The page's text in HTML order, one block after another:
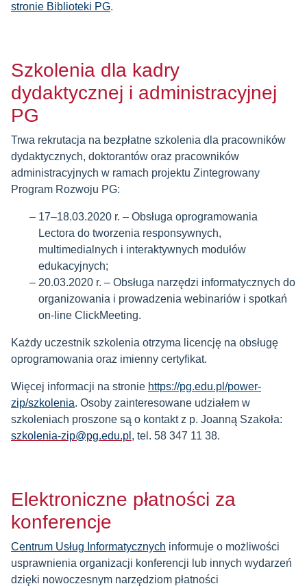
stronie Biblioteki PG.
Szkolenia dla kadry
dydaktycznej i administracyjnej
PG
Trwa rekrutacja na bezpłatne szkolenia dla pracowników
dydaktycznych, doktorantów oraz pracowników
administracyjnych w ramach projektu Zintegrowany
Program Rozwoju PG:
17–18.03.2020 r. – Obsługa oprogramowania
Lectora do tworzenia responsywnych,
multimedialnych i interaktywnych modułów
edukacyjnych;
20.03.2020 r. – Obsługa narzędzi informatycznych do
organizowania i prowadzenia webinariów i spotkań
on-line ClickMeeting.
Każdy uczestnik szkolenia otrzyma licencję na obsługę
oprogramowania oraz imienny certyfikat.
Więcej informacji na stronie https://pg.edu.pl/power-
zip/szkolenia. Osoby zainteresowane udziałem w
szkoleniach proszone są o kontakt z p. Joanną Szakoła:
szkolenia-zip@pg.edu.pl , tel. 58 347 11 38.
Elektroniczne płatności za
konferencje
Centrum Usług Informatycznych informuje o możliwości
usprawnienia organizacji konferencji lub innych wydarzeń
dzięki nowoczesnym narzędziom płatności